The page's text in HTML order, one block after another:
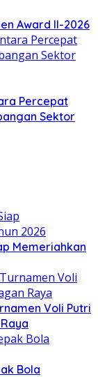
Award II-2026
Percepat
Sektor
Memeriahkan
Voli Putri
Bola